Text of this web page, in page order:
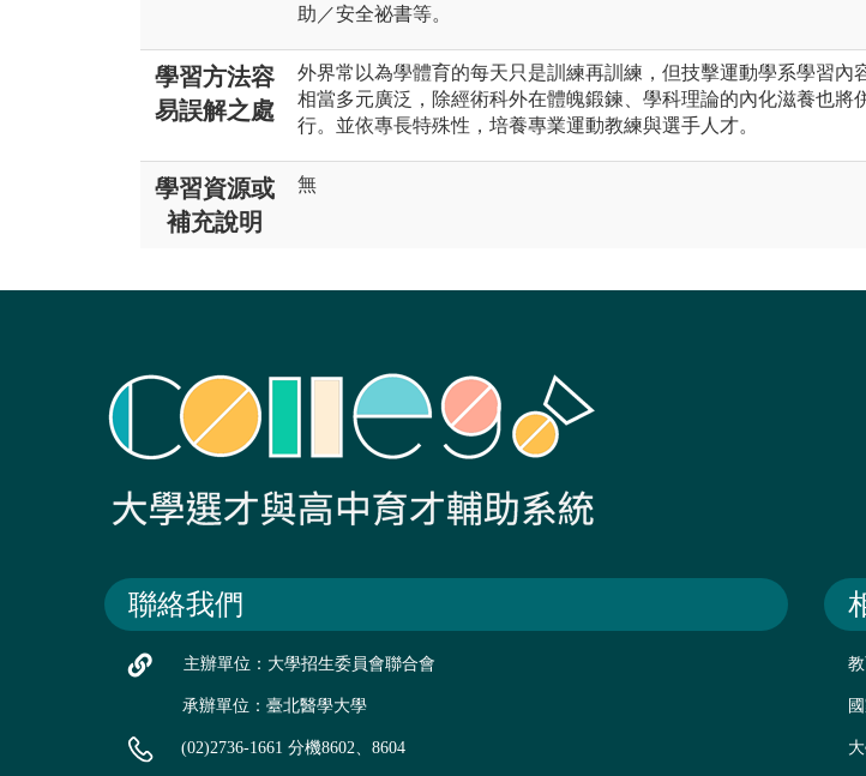
助／安全祕書等。
學習方法容
易誤解之處
外界常以為學體育的每天只是訓練再訓練，但技擊運動學系學習內
相當多元廣泛，除經術科外在體魄鍛鍊、學科理論的內化滋養也將
行。並依專長特殊性，培養專業運動教練與選手人才。
學習資源或
補充說明
無
聯絡我們
主辦單位：大學招生委員會聯合會
承辦單位：臺北醫學大學
(02)2736-1661 分機8602、8604